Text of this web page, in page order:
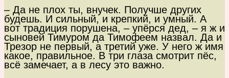
– Да не плох ты, внучек. Получше других
будешь. И сильный, и крепкий, и умный. А
вот традиция порушена, – упёрся дед, – я ж и
сыновей Тимуром да Тимофеем назвал. Да и
Трезор не первый, а третий уже. У него ж имя
какое, правильное. В три глаза смотрит пёс,
всё замечает, а в лесу это важно.